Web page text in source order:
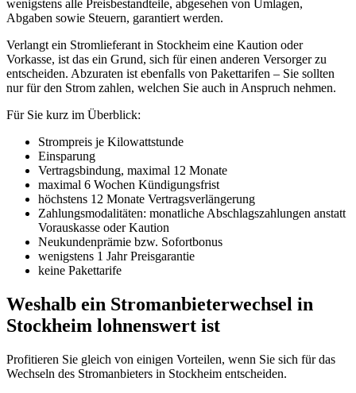
wenigstens alle Preisbestandteile, abgesehen von Umlagen,
Abgaben sowie Steuern, garantiert werden.
Verlangt ein Stromlieferant in Stockheim eine Kaution oder
Vorkasse, ist das ein Grund, sich für einen anderen Versorger zu
entscheiden. Abzuraten ist ebenfalls von Pakettarifen – Sie sollten
nur für den Strom zahlen, welchen Sie auch in Anspruch nehmen.
Für Sie kurz im Überblick:
Strompreis je Kilowattstunde
Einsparung
Vertragsbindung, maximal 12 Monate
maximal 6 Wochen Kündigungsfrist
höchstens 12 Monate Vertragsverlängerung
Zahlungsmodalitäten: monatliche Abschlagszahlungen anstatt
Vorauskasse oder Kaution
Neukundenprämie bzw. Sofortbonus
wenigstens 1 Jahr Preisgarantie
keine Pakettarife
Weshalb ein Stromanbieterwechsel in
Stockheim lohnenswert ist
Profitieren Sie gleich von einigen Vorteilen, wenn Sie sich für das
Wechseln des Stromanbieters in Stockheim entscheiden.